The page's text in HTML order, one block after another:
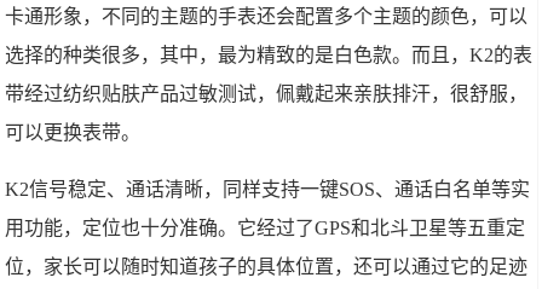
卡通形象，不同的主题的手表还会配置多个主题的颜色，可以
选择的种类很多，其中，最为精致的是白色款。而且，K2的表
带经过纺织贴肤产品过敏测试，佩戴起来亲肤排汗，很舒服，
可以更换表带。
K2信号稳定、通话清晰，同样支持一键SOS、通话白名单等实
用功能，定位也十分准确。它经过了GPS和北斗卫星等五重定
位，家长可以随时知道孩子的具体位置，还可以通过它的足迹